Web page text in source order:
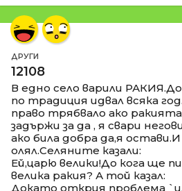
ДРУГИ
12108
В едно село варили
по традиция идвал всяка
право трябвало ако
задържи за да , я свари
ако била добра да,я
олял.Селяните казали:
Ей,царю велики!До кога ще
велика ракия? А той казал:
Докато открия проблема `и.